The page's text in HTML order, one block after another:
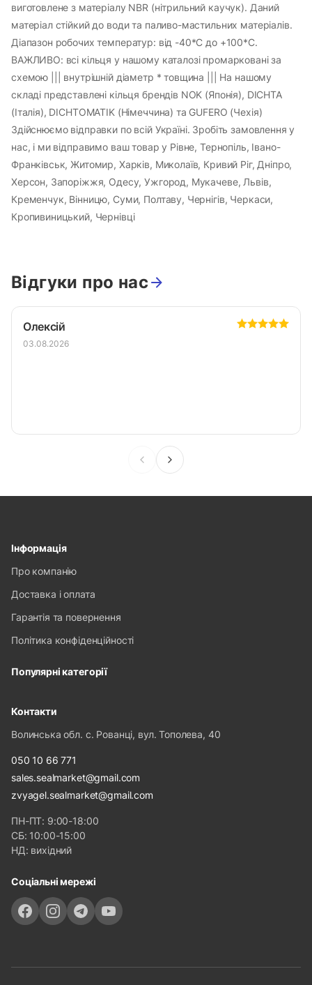
виготовлене з матеріалу NBR (нітрильний каучук). Даний
матеріал стійкий до води та паливо-мастильних матеріалів.
Діапазон робочих температур: від -40*С до +100*С.
ВАЖЛИВО: всі кільця у нашому каталозі промарковані за
схемою ||| внутрішній діаметр * товщина ||| На нашому
складі представлені кільця брендів NOK (Японія), DICHTA
(Італія), DICHTOMATIK (Німеччина) та GUFERO (Чехія)
Здійснюємо відправки по всій Україні. Зробіть замовлення у
нас, і ми відправимо ваш товар у Рівне, Тернопіль, Івано-
Франківськ, Житомир, Харків, Миколаїв, Кривий Ріг, Дніпро,
Херсон, Запоріжжя, Одесу, Ужгород, Мукачеве, Львів,
Кременчук, Вінницю, Суми, Полтаву, Чернігів, Черкаси,
Кропивиницький, Чернівці
Відгуки про нас
Олексій
03.08.2026
Інформація
Про компанію
Доставка і оплата
Гарантія та повернення
Політика конфіденційності
Популярні категорії
Контакти
Волинська обл. с. Рованці, вул. Тополева, 40
050 10 66 771
sales.sealmarket@gmail.com
zvyagel.sealmarket@gmail.com
ПН-ПТ: 9:00-18:00
СБ: 10:00-15:00
НД: вихідний
Соціальні мережі